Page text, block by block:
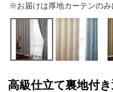
※お届けは厚地カーテンのみ
高級仕立て裏地付